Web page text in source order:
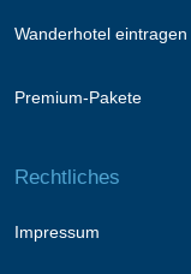
Wanderhotel eintragen
Premium-Pakete
Rechtliches
Impressum